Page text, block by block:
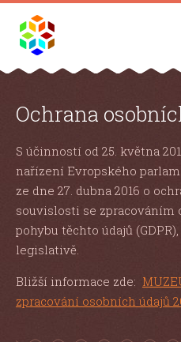
Ochrana
S účinností od 25. května
nařízení Evropského
ze dne 27. dubna 2016 o
souvislosti se zpracováním
pohybu těchto údajů
legislativě.
Bližší informace zde:
zpracování osobních údajů